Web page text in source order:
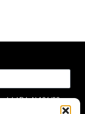
del D.L. N.196/03 e